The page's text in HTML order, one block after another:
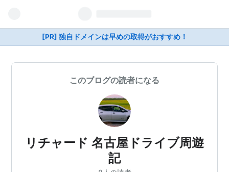
[PR] 独自ドメインは早めの取得がおすすめ！
このブログの読者になる
リチャード 名古屋ドライブ周遊
記